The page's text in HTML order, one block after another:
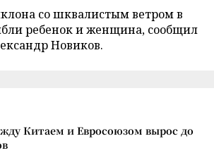
со шквалистым ветром в
ребенок и женщина, сообщил
Новиков.
Китаем и Евросоюзом вырос до